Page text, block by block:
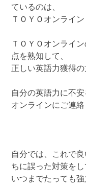
ているのは、
ＴＯＹＯオンライ
ＴＯＹＯオンライ
点を熟知して、
正しい英語力獲得
自分の英語力に不
オンラインにご連絡
自分では、これで
ちに誤った対策をし
いつまでたっても